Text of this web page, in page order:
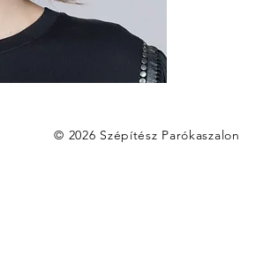
© 2026 Szépítész Parókaszalon